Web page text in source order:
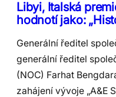
Libyi, Italská
hodnotí jako:
Generální ředitel
generální ředitel
(NOC) Farhat
zahájení vývoje „A&E